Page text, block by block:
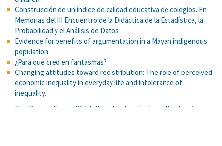
Construcción de un índice de calidad educativa de colegios. En
Memorias del III Encuentro de la Didáctica de la Estadística, la
Probabilidad y el Análisis de Datos
Evidence for benefits of argumentation in a Mayan indigenous
population
¿Para qué creo en fantasmas?
Changing attitudes toward redistribution: The role of perceived
economic inequality in everyday life and intolerance of
inequality.
The Boss is Always Right: Preschoolers Endorse the Testimony